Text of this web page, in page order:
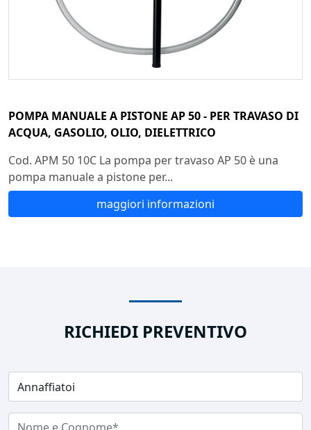
POMPA MANUALE A PISTONE AP 50 - PER TRAVASO DI
ACQUA, GASOLIO, OLIO, DIELETTRICO
Cod. APM 50 10C La pompa per travaso AP 50 è una
pompa manuale a pistone per...
maggiori informazioni
RICHIEDI PREVENTIVO